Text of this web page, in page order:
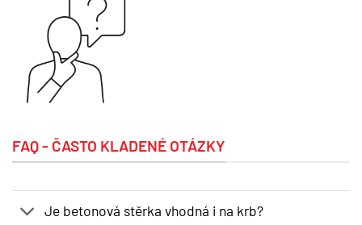
FAQ - ČASTO KLADENÉ OTÁZKY
Je betonová stěrka vhodná i na krb?